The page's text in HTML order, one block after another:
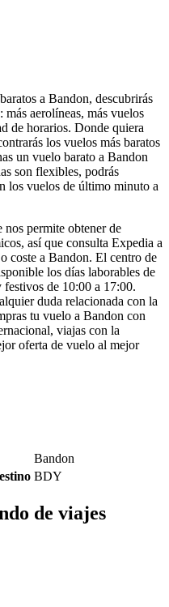
a Bandon, descubrirás
aerolíneas, más vuelos
de horarios. Donde quiera
los vuelos más baratos
un vuelo barato a Bandon
son flexibles, podrás
los vuelos de último minuto a
nos permite obtener de
así que consulta Expedia a
coste a Bandon. El centro de
los días laborables de
de 10:00 a 17:00.
duda relacionada con la
tu vuelo a Bandon con
viajas con la
oferta de vuelo al mejor
Bandon
BDY
de viajes